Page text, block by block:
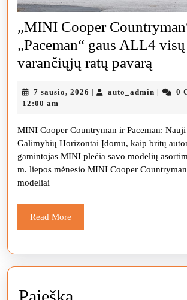
„MINI Cooper
„Paceman“ gaus ALL4 visų
varančiųjų ratų pavarą
gaus
ALL4
7 sausio, 2026 7
auto_admin 0
12:00 am
MINI Cooper Countryman ir Paceman:
Galimybių Horizontai Įdomu, kaip britų
gamintojas MINI plečia savo modelių
m. liepos mėnesio MINI Cooper
modeliai
Read More
More